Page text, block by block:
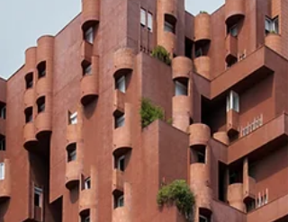
Det er "et grundvilkår i dansk
landskabsarkitektur, at eksisterende have-
landskabsarkitektoniske værker kan ændres
radikalt eller fjernes frem for en
transformation, uden nævneværdig faglig
modstand." Hans pointe er, at eksiste